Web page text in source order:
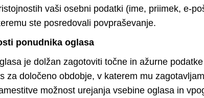
vaši osebni podatki (ime, priimek, e-
ste posredovali povpraševanje.
ponudnika oglasa
je dolžan zagotoviti točne in ažurne
za določeno obdobje, v katerem mu
možnost urejanja vsebine oglasa in